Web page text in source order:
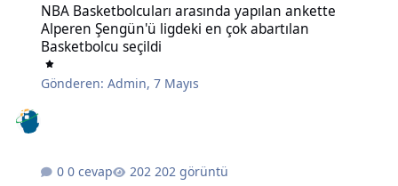
NBA Basketbolcuları arasında yapılan ankette
Alperen Şengün'ü ligdeki en çok abartılan
Basketbolcu seçildi
Gönderen:Admin,7 Mayıs
0 cevap 202 görüntü